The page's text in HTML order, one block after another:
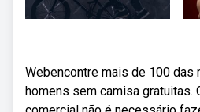
Webencontre mais de 100 das
homens sem camisa gratuitas.